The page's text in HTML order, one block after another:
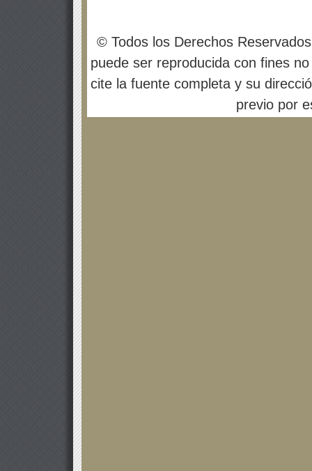
© Todos los Derechos
puede ser reproducida con fines
cite la fuente completa y su
previo por